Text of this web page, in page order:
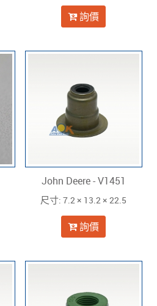
詢價
John Deere - V1451
尺寸: 7.2 × 13.2 × 22.5
詢價